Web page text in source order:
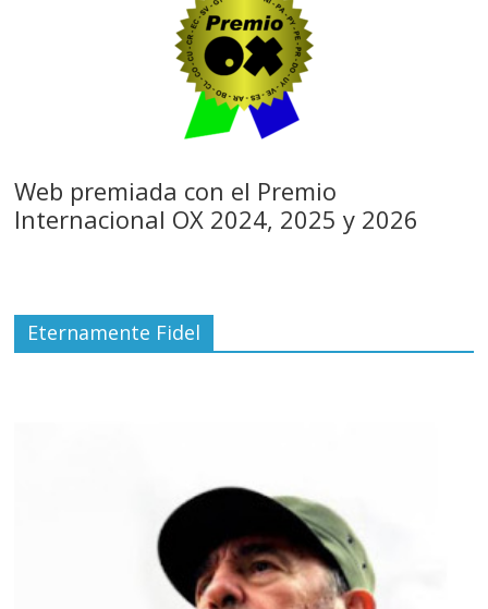
Web premiada con el Premio
Internacional OX 2024, 2025 y 2026
Eternamente Fidel